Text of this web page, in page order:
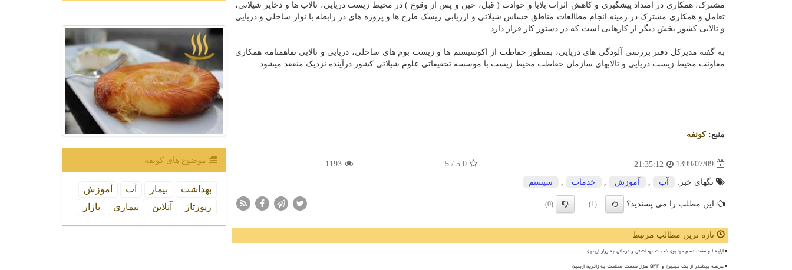
مشترک، همکاری در امتداد پیشگیری و کاهش اثرات بلایا و حوادث ( قبل، حین و پس از وقوع ) در محیط زیست دریایی، تالاب­ ها و ذخایر شیلاتی،
تعامل و همکاری مشترک در زمینه انجام مطالعات مناطق حساس شیلاتی و ارزیابی ریسک طرح­ ها و پروژه­ های در رابطه با نوار ساحلی و دریایی
و تالابی کشور بخش دیگر از کارهایی است که در دستور کار قرار دارد.
به گفته مدیرکل دفتر بررسی آلودگی­ های دریایی، بمنظور حفاظت از اکوسیستم­ ها و زیست­ بوم­ های ساحلی، دریایی و تالابی تفاهم­نامه همکاری
معاونت محیط زیست دریایی و تالاب­های سازمان حفاظت محیط زیست با موسسه تحقیقاتی علوم شیلاتی کشور درآینده نزدیک منعقد می­شود.
منبع:كونفه
1399/07/09
21:35:12
5.0
/ 5
1193
تگهای خبر: آب آموزش خدمات سیستم
این مطلب را می پسندید؟ (1)
(0)
تازه ترین مطالب مرتبط
ارایه ۱ و هفت دهم میلیون خدمت بهداشتی و درمانی به زوار اربعین
عرضه بیشتر از یک میلیون و ۵۴۴ هزار خدمت سلامت به زائرین اربعین
موضوع های كونفه
بهداشت بیمار آب
آموزش
رپورتاژ
آنلاین بیماری بازار